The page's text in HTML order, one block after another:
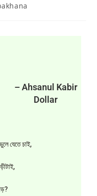
– Ahsanul Kabir
Dollar
যেতে চাই,